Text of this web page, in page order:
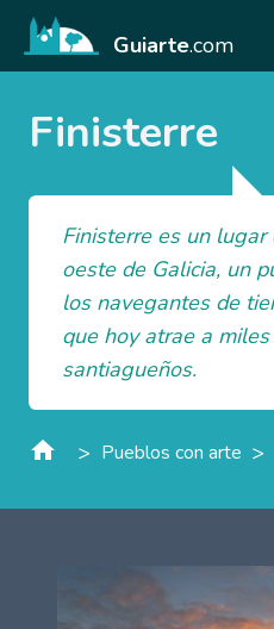
Guiarte.com
Finisterre
Finisterre es un
oeste de Galicia, un
los navegantes de
que hoy atrae a
santiagueños.
> Pueblos con arte >